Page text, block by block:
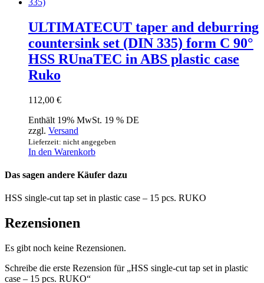
ULTIMATECUT taper and deburring
countersink set (DIN 335) form C 90°
HSS RUnaTEC in ABS plastic case
Ruko
112,00 €
Enthält 19% MwSt. 19 % DE
zzgl. Versand
Lieferzeit: nicht angegeben
In den Warenkorb
Das sagen andere Käufer dazu
HSS single-cut tap set in plastic case – 15 pcs. RUKO
Rezensionen
Es gibt noch keine Rezensionen.
Schreibe die erste Rezension für „HSS single-cut tap set in plastic
case – 15 pcs. RUKO“